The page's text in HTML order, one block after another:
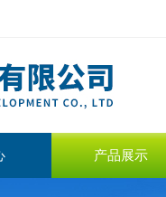
产品展示